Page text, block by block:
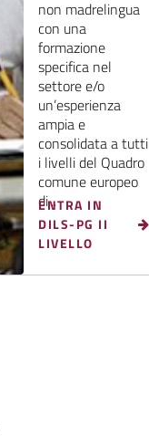
non madrelingua
con una
formazione
specifica nel
settore e/o
un’esperienza
ampia e
consolidata a tutti
i livelli del Quadro
comune europeo
di...
ENTRA IN
DILS-PG II
LIVELLO